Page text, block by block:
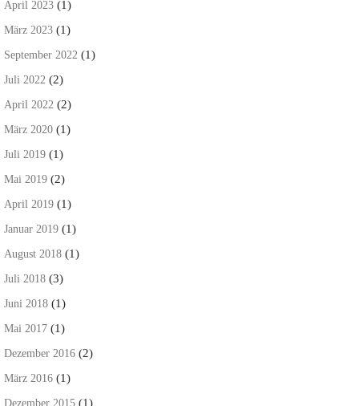
April 2023 (1)
März 2023 (1)
September 2022 (1)
Juli 2022 (2)
April 2022 (2)
März 2020 (1)
Juli 2019 (1)
Mai 2019 (2)
April 2019 (1)
Januar 2019 (1)
August 2018 (1)
Juli 2018 (3)
Juni 2018 (1)
Mai 2017 (1)
Dezember 2016 (2)
März 2016 (1)
Dezember 2015 (1)